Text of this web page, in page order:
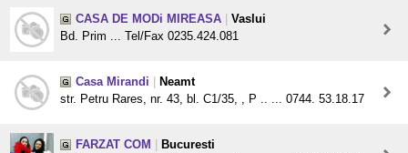
CASA DE MODi MIREASA
Vaslui
Bd. Prim ... Tel/Fax 0235.424.081
Casa Mirandi
Neamt
str. Petru Rares, nr. 43, bl. C1/35, , P .. ... 0744. 53.18.17
FARZAT COM
Bucuresti